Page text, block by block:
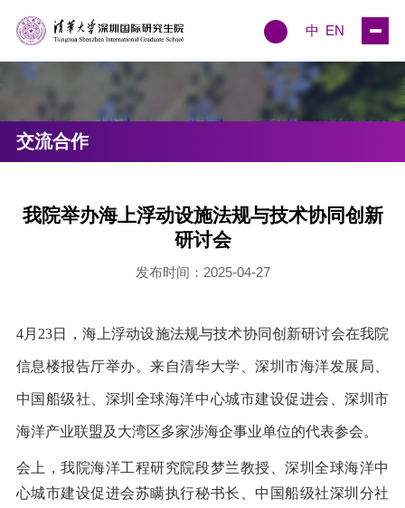
中 EN
交流合作
​我院举办海上浮动设施法规与技术协同创新
研讨会
发布时间：2025-04-27
4月 23日，海上浮动设施法规与技术协同创新研讨会在我院
信息楼报告厅举办。来自清华大学、深圳市海洋发展局、
中国船级社、深圳全球海洋中心城市建设促进会、深圳市
海洋产业联盟及大湾区多家涉海企事业单位的代表参会。
会上，我院海洋工程研究院段梦兰教授、深圳全球海洋中
心城市建设促进会苏瞒执行秘书长、中国船级社深圳分社